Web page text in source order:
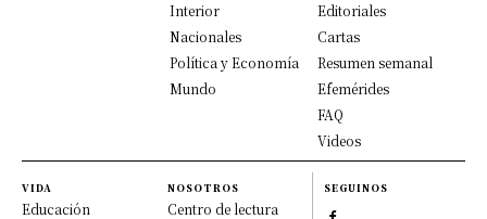
Interior
Nacionales
Política y Economía
Mundo
Editoriales
Cartas
Resumen semanal
Efemérides
FAQ
Videos
VIDA
Educación
NOSOTROS
Centro de lectura
SEGUINOS